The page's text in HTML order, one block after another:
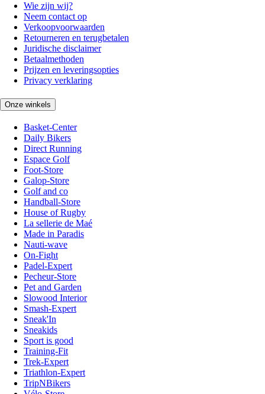
Wie zijn wij?
Neem contact op
Verkoopvoorwaarden
Retourneren en terugbetalen
Juridische disclaimer
Betaalmethoden
Prijzen en leveringsopties
Privacy verklaring
Onze winkels
Basket-Center
Daily Bikers
Direct Running
Espace Golf
Foot-Store
Galop-Store
Golf and co
Handball-Store
House of Rugby
La sellerie de Maé
Made in Paradis
Nauti-wave
On-Fight
Padel-Expert
Pecheur-Store
Pet and Garden
Slowood Interior
Smash-Expert
Sneak'In
Sneakids
Sport is good
Training-Fit
Trek-Expert
Triathlon-Expert
TripNBikers